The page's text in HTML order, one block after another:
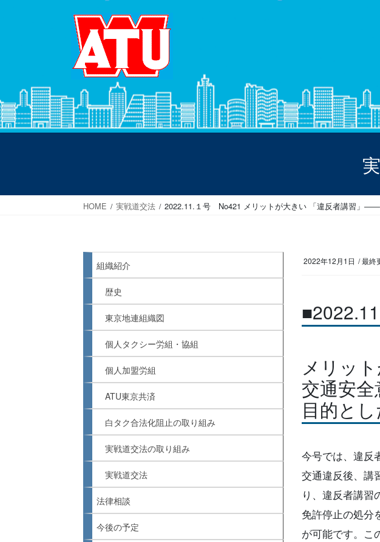
ス
キ
ッ
ン
に
移
HOME 実戦道交法 2022.11.１号 No421 メリットが大きい 「違反者講習」
2022年12月1日 / 最終
メリッ
交通安
目的と
今号では、違反
交通違反後、講
り、違反者講習
免許停止の処分
が可能です。こ
組織紹介
歴史
東京地連組織図
個人タクシー労組・協組
個人加盟労組
ATU東京共済
白タク合法化阻止の取り組み
実戦道交法の取り組み
実戦道交法
法律相談
今後の予定